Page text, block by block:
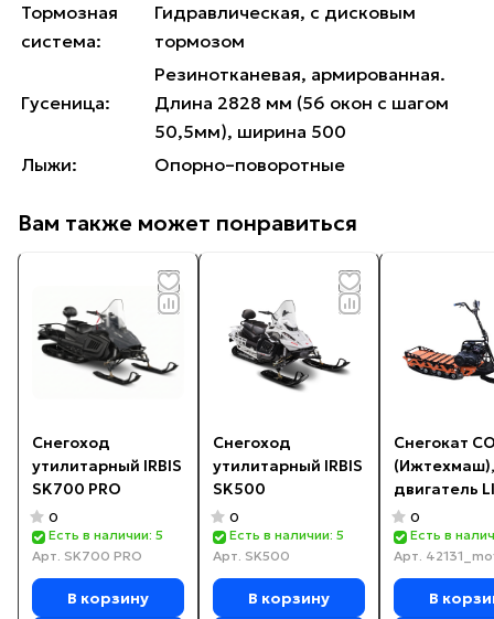
Тормозная
система:
Гидравлическая, с дисковым
тормозом
Гусеница:
Резинотканевая, армированная.
Длина 2828 мм (56 окон с шагом
50,5мм), ширина 500
Лыжи:
Опорно–поворотные
Вам также может понравиться
Снегоход
утилитарный IRBIS
SK700 PRO
0
Есть в наличии: 5
Арт. SK700 PRO
В корзину
Снегоход
утилитарный IRBIS
SK500
0
Есть в наличии: 5
Арт. SK500
В корзину
Снегокат
(Ижтехмаш),
двигатель
л.с.,
TAV2-40
0
Есть в
Арт.
В